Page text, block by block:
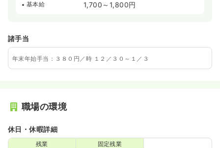
基本給 1,700～1,800円
諸手当
年末年始手当：３８０円／時 １２／３０～１／３
職場の環境
休日・休暇詳細
残業 固定残業